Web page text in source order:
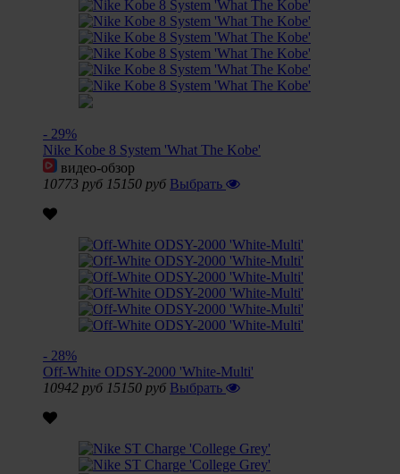
- 29%
Nike Kobe 8 System 'What The Kobe'
видео-обзор
10773 руб 15150 руб Выбрать
- 28%
Off-White ODSY-2000 'White-Multi'
10942 руб 15150 руб Выбрать